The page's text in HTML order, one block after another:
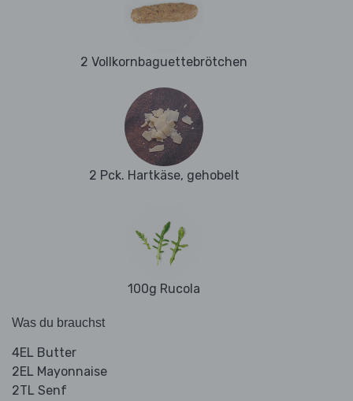
2 Vollkornbaguettebrötchen
2 Pck. Hartkäse, gehobelt
100g Rucola
Was du brauchst
4EL Butter
2EL Mayonnaise
2TL Senf